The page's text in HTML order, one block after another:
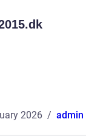
dk
2026 admin